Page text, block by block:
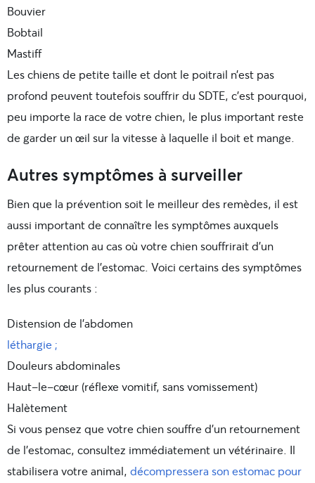
Bouvier
Bobtail
Mastiff
Les chiens de petite taille et dont le poitrail n’est pas
profond peuvent toutefois souffrir du SDTE, c’est pourquoi,
peu importe la race de votre chien, le plus important reste
de garder un œil sur la vitesse à laquelle il boit et mange.
Autres symptômes à surveiller
Bien que la prévention soit le meilleur des remèdes, il est
aussi important de connaître les symptômes auxquels
prêter attention au cas où votre chien souffrirait d’un
retournement de l’estomac. Voici certains des symptômes
les plus courants :
Distension de l’abdomen
léthargie ;
Douleurs abdominales
Haut-le-cœur (réflexe vomitif, sans vomissement)
Halètement
Si vous pensez que votre chien souffre d’un retournement
de l’estomac, consultez immédiatement un vétérinaire. Il
stabilisera votre animal, décompressera son estomac pour